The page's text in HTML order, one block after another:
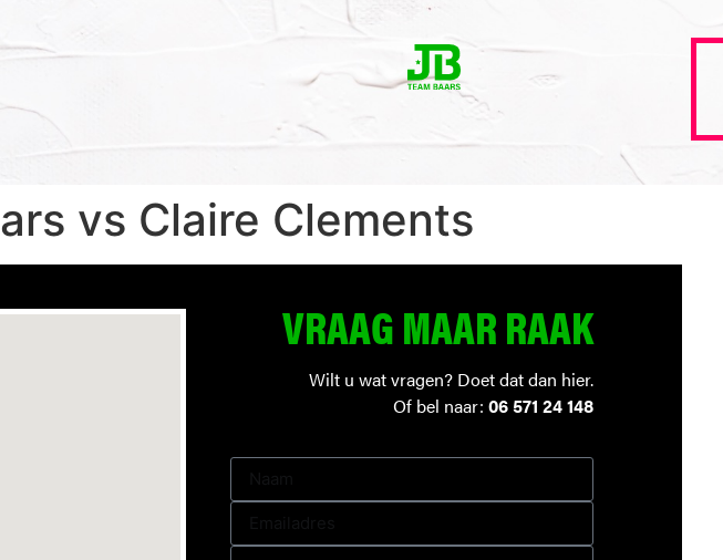
vs Claire Clements
VRAAG MAAR RAAK
Wilt u wat vragen? Doet dat dan hier.
Of bel naar: 06 571 24 148